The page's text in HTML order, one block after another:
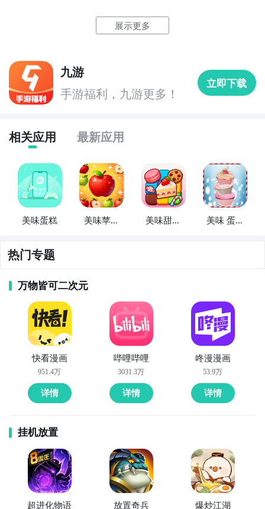
配比、烘烤时间，并不断扩展
2、美味蛋糕图鉴图片欣赏：
展示更多
九游
手游福利，九游更多！
立即下载
相关应用 最新应用
美味蛋糕
美味苹果
美味甜品
美味 蛋糕
热门专题
万物皆可二次元
快看漫画
951.4万
详情
哔哩哔哩
3031.3万
详情
咚漫漫画
53.9万
详情
挂机放置
超进化物语 放置奇兵 爆炒江湖